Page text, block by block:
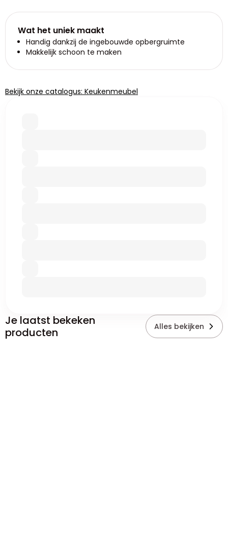
Wat het uniek maakt
Handig dankzij de ingebouwde opbergruimte
Makkelijk schoon te maken
Bekijk onze catalogus: Keukenmeubel
Je laatst bekeken
producten
Alles bekijken